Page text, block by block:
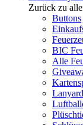
Zurück zu
Buttons
BIC
Alle